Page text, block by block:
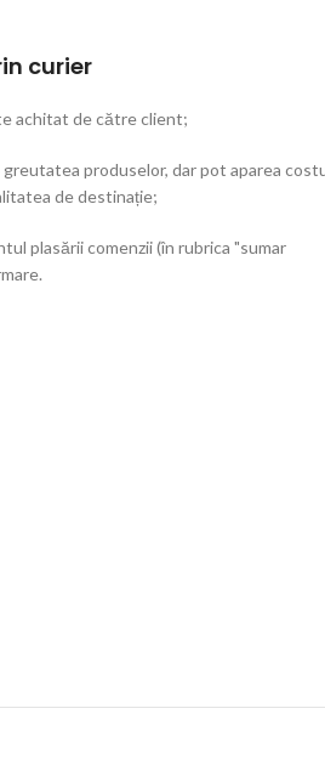
curier
achitat de către client;
produselor, dar pot aparea
de destinație;
plasării comenzii (în rubrica "sumar